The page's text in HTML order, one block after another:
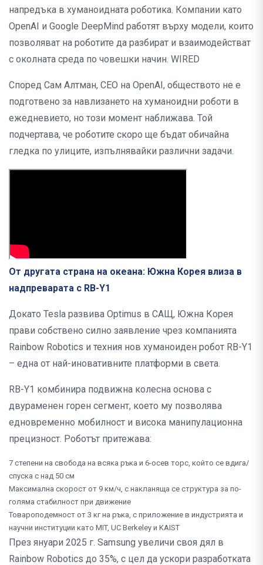
напредъка в хуманоидната роботика. Компании като
OpenAI и Google DeepMind работят върху модели, които
позволяват на роботите да разбират и взаимодействат
с околната среда по човешки начин. WIRED
Според Сам Алтман, CEO на OpenAI, обществото не е
подготвено за навлизането на хуманоидни роботи в
ежедневието, но този момент наближава. Той
подчертава, че роботите скоро ще бъдат обичайна
гледка по улиците, изпълнявайки различни задачи.
От другата страна на океана: Южна Корея влиза в
надпреварата с RB-Y1
Докато Tesla развива Optimus в САЩ, Южна Корея
прави собствено силно заявление чрез компанията
Rainbow Robotics и техния нов хуманоиден робот RB-Y1
– една от най-иновативните платформи в света.
RB-Y1 комбинира подвижна колесна основа с
двураменен горен сегмент, което му позволява
едновременно мобилност и висока манипулационна
прецизност. Роботът притежава:
7 степени на свобода на всяка ръка и 6-осев торс, който се вдига/
спуска с над 50 см
Максимална скорост от 9 км/ч, с накланяща се структура за по-
голяма стабилност при движение
Товароподемност от 3 кг на ръка, с приложение в индустрията и
научни институции като MIT, UC Berkeley и KAIST
През януари 2025 г. Samsung увеличи своя дял в
Rainbow Robotics до 35%, с цел да ускори разработката